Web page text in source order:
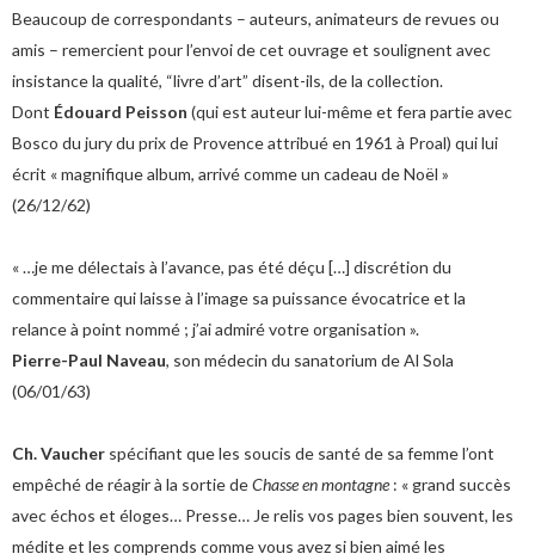
Beaucoup de correspondants – auteurs, animateurs de revues ou
amis – remercient pour l’envoi de cet ouvrage et soulignent avec
insistance la qualité, “livre d’art” disent-ils, de la collection.
Dont Édouard Peisson (qui est auteur lui-même et fera partie avec
Bosco du jury du prix de Provence attribué en 1961 à Proal) qui lui
écrit « magnifique album, arrivé comme un cadeau de Noël »
(26/12/62)
« …je me délectais à l’avance, pas été déçu […] discrétion du
commentaire qui laisse à l’image sa puissance évocatrice et la
relance à point nommé ; j’ai admiré votre organisation ».
Pierre-Paul Naveau, son médecin du sanatorium de Al Sola
(06/01/63)
Ch. Vaucher spécifiant que les soucis de santé de sa femme l’ont
empêché de réagir à la sortie deChasse en montagne : « grand succès
avec échos et éloges… Presse… Je relis vos pages bien souvent, les
médite et les comprends comme vous avez si bien aimé les